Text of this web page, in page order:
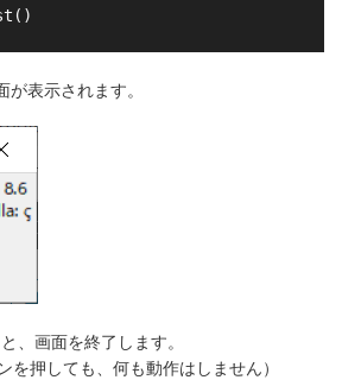
表示されます。
、画面を終了します。
を押しても、何も動作はしません）